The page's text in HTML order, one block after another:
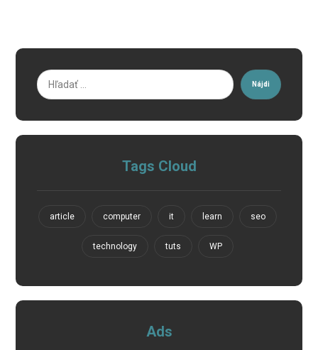
Nájdi
Tags Cloud
article computer it learn seo
technology tuts WP
Ads